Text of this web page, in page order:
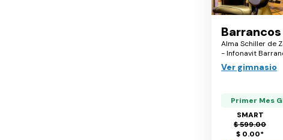
Barrancos
Alma Schiller de
- Infonavit
Ver gimnasio
Primer Mes
SMART
$ 599.00
$ 0.00*